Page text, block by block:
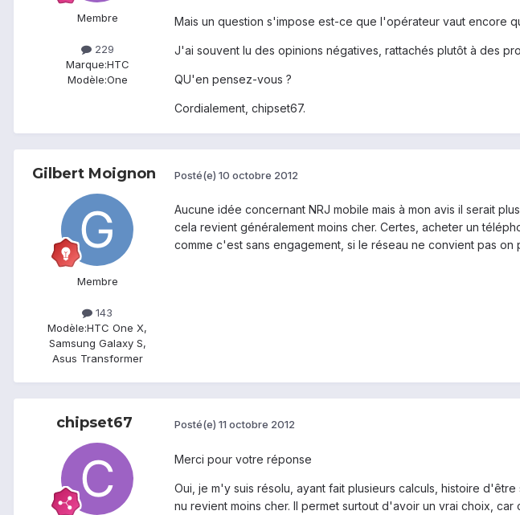
Membre
229
Marque:HTC
Modèle:One
Mais un question s'impose est-ce que l'opérateur vaut encore
J'ai souvent lu des opinions négatives, rattachés plutôt à des
QU'en pensez-vous ?
Cordialement, chipset67.
Gilbert Moignon
Membre
143
Modèle:HTC One X,
Samsung Galaxy S,
Asus Transformer
Posté(e) 10 octobre 2012
Aucune idée concernant NRJ mobile mais à mon avis il serait
cela revient généralement moins cher. Certes, acheter un
comme c'est sans engagement, si le réseau ne convient pas
chipset67 Posté(e) 11 octobre 2012
Merci pour votre réponse
Oui, je m'y suis résolu, ayant fait plusieurs calculs, histoire
nu revient moins cher. Il permet surtout d'avoir un vrai choix,